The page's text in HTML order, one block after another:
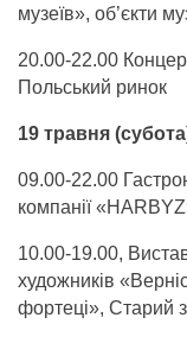
музеїв», об’єкти
20.00-22.00
Польський ринок
19 травня
09.00-22.00
компанії
10.00-19.00,
художників
фортеці», Старий